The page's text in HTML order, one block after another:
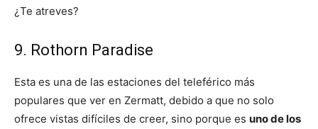
¿Te atreves?
9. Rothorn Paradise
Esta es una de las estaciones del teleférico más
populares que ver en Zermatt, debido a que no solo
ofrece vistas difíciles de creer, sino porque es uno de los